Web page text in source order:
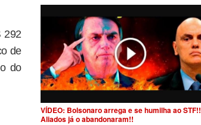
292
de
do
VÍDEO: Bolsonaro arrega e se humilha ao STF!!
Aliados já o abandonaram!!